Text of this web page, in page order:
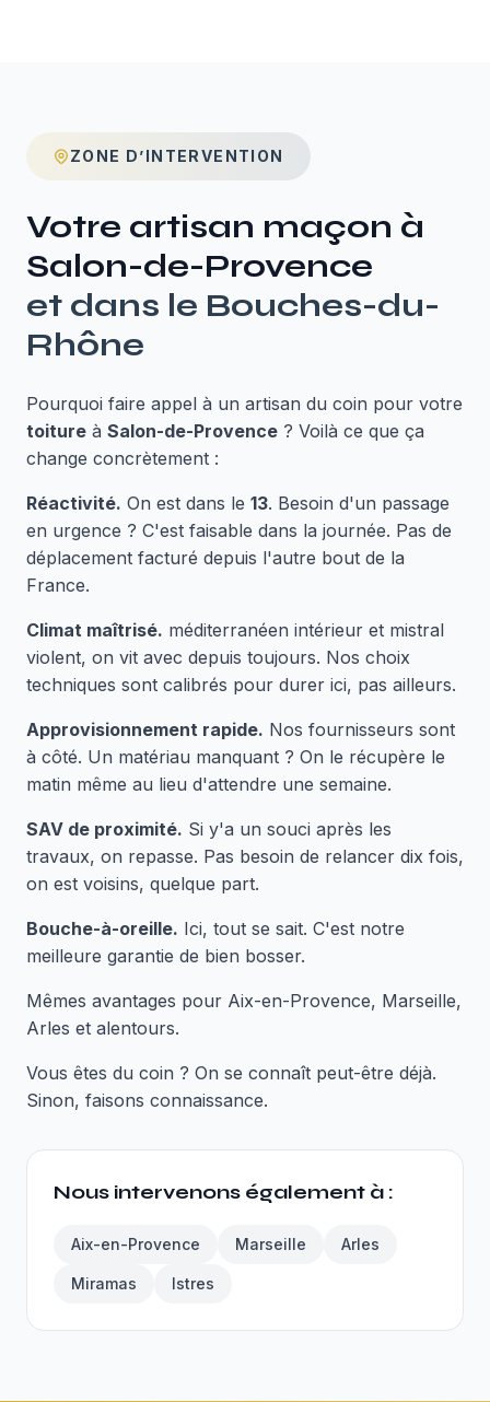
ZONE D’INTERVENTION
Votre artisan maçon à
Salon-de-Provence
et dans le Bouches-du-
Rhône
Pourquoi faire appel à un artisan du coin pour votre
toiture à Salon-de-Provence ? Voilà ce que ça
change concrètement :
Réactivité. On est dans le 13. Besoin d'un passage
en urgence ? C'est faisable dans la journée. Pas de
déplacement facturé depuis l'autre bout de la
France.
Climat maîtrisé. méditerranéen intérieur et mistral
violent, on vit avec depuis toujours. Nos choix
techniques sont calibrés pour durer ici, pas ailleurs.
Approvisionnement rapide. Nos fournisseurs sont
à côté. Un matériau manquant ? On le récupère le
matin même au lieu d'attendre une semaine.
SAV de proximité. Si y'a un souci après les
travaux, on repasse. Pas besoin de relancer dix fois,
on est voisins, quelque part.
Bouche-à-oreille. Ici, tout se sait. C'est notre
meilleure garantie de bien bosser.
Mêmes avantages pour Aix-en-Provence, Marseille,
Arles et alentours.
Vous êtes du coin ? On se connaît peut-être déjà.
Sinon, faisons connaissance.
Nous intervenons également à :
Aix-en-Provence Marseille Arles
Miramas Istres